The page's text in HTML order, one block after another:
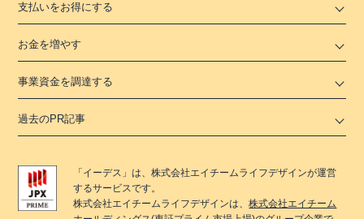
支払いをお得にする
お金を増やす
事業資金を調達する
過去のPR記事
「 イーデス 」は、株式会社エイチームライフデザインが運営
するサービスです。
株式会社エイチームライフデザインは、株式会社エイチーム